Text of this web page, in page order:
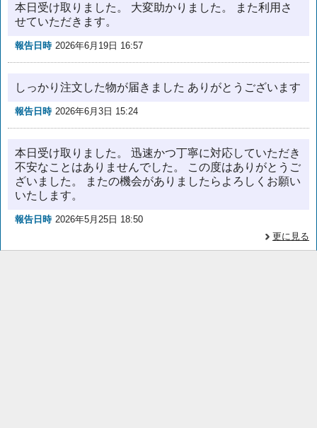
本日受け取りました。 大変助かりました。 また利用さ
せていただきます。
報告日時 2026年6月19日 16:57
しっかり注文した物が届きました ありがとうございます
報告日時 2026年6月3日 15:24
本日受け取りました。 迅速かつ丁寧に対応していただき
不安なことはありませんでした。 この度はありがとうご
ざいました。 またの機会がありましたらよろしくお願い
いたします。
報告日時 2026年5月25日 18:50
更に見る